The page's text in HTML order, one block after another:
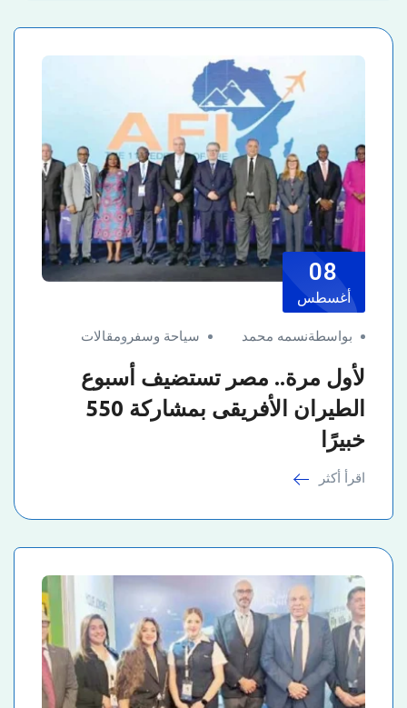
08
أغسطس
بواسطةنسمه محمد سياحة وسفر ومقالات
لأول مرة.. مصر تستضيف أسبوع
الطيران الأفريقى بمشاركة 550
خبيرًا
اقرأ أكثر